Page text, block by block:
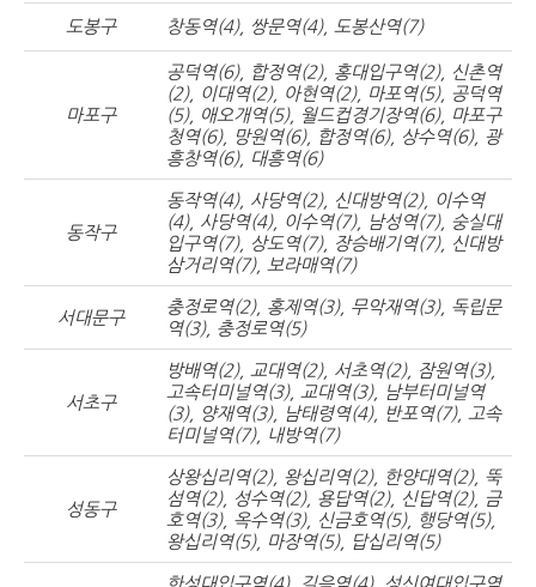
도봉구 창동역(4), 쌍문역(4), 도봉산역(7)
마포구
공덕역(6), 합정역(2), 홍대입구역(2), 신촌역
(2), 이대역(2), 아현역(2), 마포역(5), 공덕역
(5), 애오개역(5), 월드컵경기장역(6), 마포구
청역(6), 망원역(6), 합정역(6), 상수역(6), 광
흥창역(6), 대흥역(6)
동작구
동작역(4), 사당역(2), 신대방역(2), 이수역
(4), 사당역(4), 이수역(7), 남성역(7), 숭실대
입구역(7), 상도역(7), 장승배기역(7), 신대방
삼거리역(7), 보라매역(7)
서대문구
충정로역(2), 홍제역(3), 무악재역(3), 독립문
역(3), 충정로역(5)
서초구
방배역(2), 교대역(2), 서초역(2), 잠원역(3),
고속터미널역(3), 교대역(3), 남부터미널역
(3), 양재역(3), 남태령역(4), 반포역(7), 고속
터미널역(7), 내방역(7)
성동구
상왕십리역(2), 왕십리역(2), 한양대역(2), 뚝
섬역(2), 성수역(2), 용답역(2), 신답역(2), 금
호역(3), 옥수역(3), 신금호역(5), 행당역(5),
왕십리역(5), 마장역(5), 답십리역(5)
한성대입구역(4), 길음역(4), 성신여대입구역